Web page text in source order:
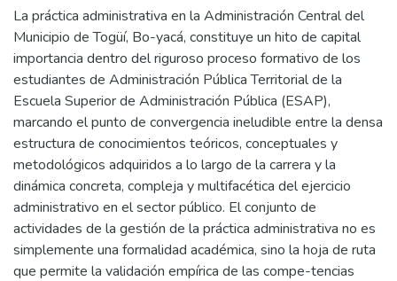
La práctica administrativa en la Administración Central del
Municipio de Togüí, Bo-yacá, constituye un hito de capital
importancia dentro del riguroso proceso formativo de los
estudiantes de Administración Pública Territorial de la
Escuela Superior de Administración Pública (ESAP),
marcando el punto de convergencia ineludible entre la densa
estructura de conocimientos teóricos, conceptuales y
metodológicos adquiridos a lo largo de la carrera y la
dinámica concreta, compleja y multifacética del ejercicio
administrativo en el sector público. El conjunto de
actividades de la gestión de la práctica administrativa no es
simplemente una formalidad académica, sino la hoja de ruta
que permite la validación empírica de las compe-tencias